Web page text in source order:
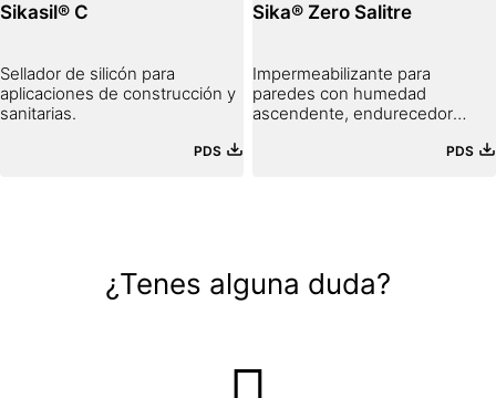
Sikasil® C
Sellador de silicón para
aplicaciones de construcción y
sanitarias.
PDS
Sika® Zero Salitre
Impermeabilizante para
paredes con humedad
ascendente, endurecedor
PDS
¿Tenes alguna duda?